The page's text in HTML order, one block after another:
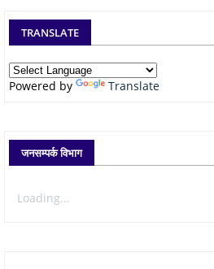
TRANSLATE
Powered by Translate
जनसम्पर्क विभाग
Loading...